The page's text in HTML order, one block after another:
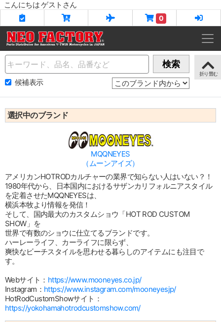
こんにちは ゲストさん
0
Name 検索
候補表示
選択中のブランド
MQQNEYES
（ムーンアイズ）
アメリカンHOTRODカルチャーの業界で知らない人はいない？！
1980年代から、日本国内におけるサザンカリフォルニアスタイル
を定着させたMQQNEYESは、
横浜本牧より情報を発信！
そして、国内最大のカスタムショウ「HOT ROD CUSTOM
SHOW」を
世界で有数のショウに仕立てるブランドです。
ハーレーライフ、カーライフに限らず、
爽快なビーチスタイルを思わせる暮らしのアイテムにも注目で
す。
Webサイト： https://www.mooneyes.co.jp/
Instagram： https://www.instagram.com/mooneyesjp/
HotRodCustomShowサイト：
https://yokohamahotrodcustomshow.com/